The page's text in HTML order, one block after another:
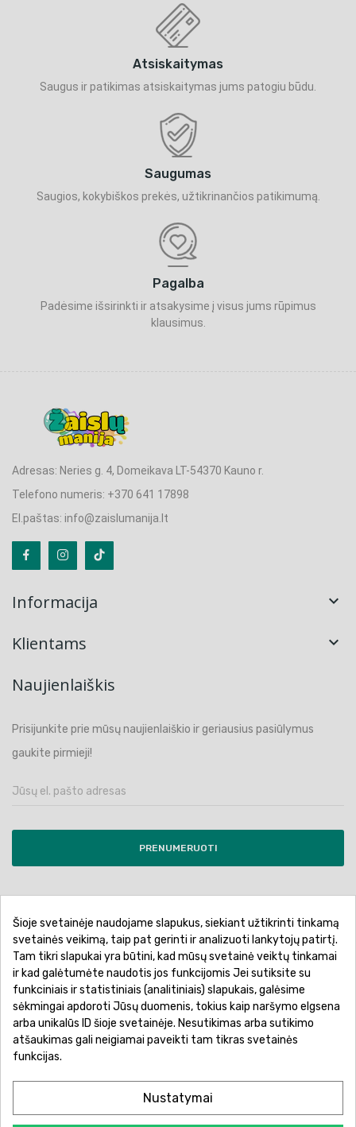
Atsiskaitymas
Saugus ir patikimas atsiskaitymas jums patogiu būdu.
Saugumas
Saugios, kokybiškos prekės, užtikrinančios patikimumą.
Pagalba
Padėsime išsirinkti ir atsakysime į visus jums rūpimus
klausimus.
Adresas: Neries g. 4, Domeikava LT-54370 Kauno r.
Telefono numeris: +370 641 17898
El.paštas: info@zaislumanija.lt
Informacija 
Klientams 
Naujienlaiškis
Prisijunkite prie mūsų naujienlaiškio ir geriausius pasiūlymus
gaukite pirmieji!
PRENUMERUOTI
Pirkimo sąlygos ir taisyklės
Privatumo politika
Garantinis aptarnavimas
Prekių pristatymas
Prekių grąžinimas
Atsiskaitymo būdai
Šioje svetainėje naudojame slapukus, siekiant užtikrinti tinkamą
svetainės veikimą, taip pat gerinti ir analizuoti lankytojų patirtį.
Tam tikri slapukai yra būtini, kad mūsų svetainė veiktų tinkamai
ir kad galėtumėte naudotis jos funkcijomis Jei sutiksite su
funkciniais ir statistiniais (analitiniais) slapukais, galėsime
sėkmingai apdoroti Jūsų duomenis, tokius kaip naršymo elgsena
arba unikalūs ID šioje svetainėje. Nesutikimas arba sutikimo
atšaukimas gali neigiamai paveikti tam tikras svetainės
funkcijas.
Nustatymai